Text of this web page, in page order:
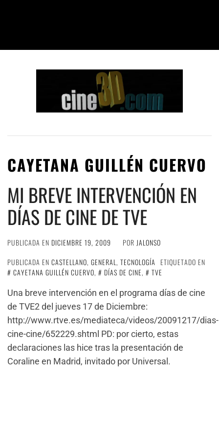
CAYETANA GUILLÉN CUERVO
MI BREVE INTERVENCIÓN EN
DÍAS DE CINE DE TVE
PUBLICADA EN DICIEMBRE 19, 2009 POR JALONSO
PUBLICADA EN CASTELLANO, GENERAL, TECNOLOGÍA
ETIQUETADO EN
CAYETANA GUILLÉN CUERVO, DÍAS DE CINE,
TVE
Una breve intervención en el programa días de cine
de TVE2 del jueves 17 de Diciembre:
http://www.rtve.es/mediateca/videos/20091217/dias-
cine-cine/652229.shtml PD: por cierto, estas
declaraciones las hice tras la presentación de
Coraline en Madrid, invitado por Universal.